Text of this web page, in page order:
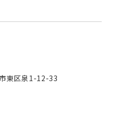
東区泉1-12-33